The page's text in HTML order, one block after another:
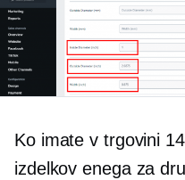
Ko imate v trgovini
izdelkov enega za